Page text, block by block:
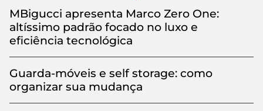
MBigucci apresenta Marco Zero One:
altíssimo padrão focado no luxo e
eficiência tecnológica
Guarda-móveis e self storage: como
organizar sua mudança